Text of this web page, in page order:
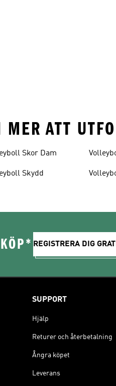
MER ATT
Skor Dam
Skydd
REGISTRERA DIG
SUPPORT
Hjälp
Returer och återbetalning
Ångra köpet
Leverans